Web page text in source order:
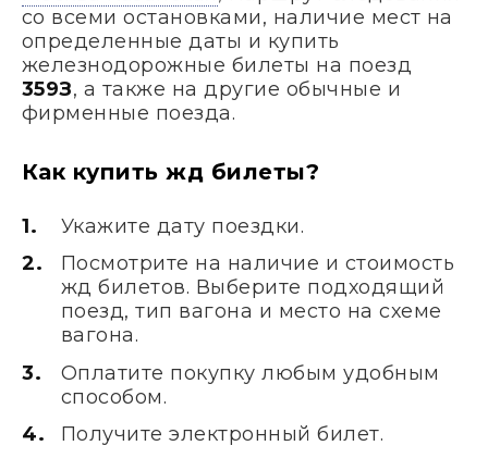
со всеми остановками, наличие мест на
определенные даты и купить
железнодорожные билеты на поезд
359З, а также на другие обычные и
фирменные поезда.
Как купить жд билеты?
Укажите дату поездки.
Посмотрите на наличие и стоимость
жд билетов. Выберите подходящий
поезд, тип вагона и место на схеме
вагона.
Оплатите покупку любым удобным
способом.
Получите электронный билет.